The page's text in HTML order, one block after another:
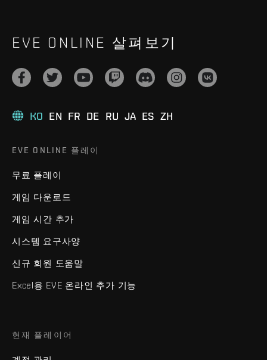
EVE ONLINE 살펴보기
KO EN FR DE RU JA ES ZH
EVE ONLINE 플레이
무료 플레이
게임 다운로드
게임 시간 추가
시스템 요구사양
신규 회원 도움말
Excel용 EVE 온라인 추가 기능
현재 플레이어